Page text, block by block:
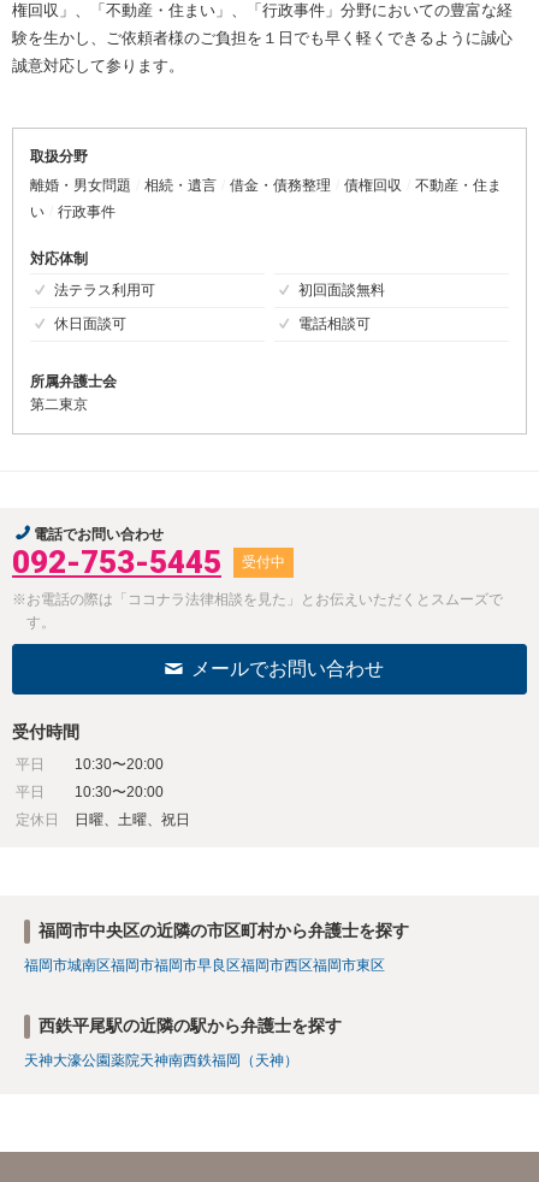
権回収」、「不動産・住まい」、「行政事件」分野においての豊富な経
験を生かし、ご依頼者様のご負担を１日でも早く軽くできるように誠心
誠意対応して参ります。
取扱分野
離婚・男女問題
相続・遺言 借金・債務整理 債権回収
不動産・住ま
い
行政事件
対応体制
法テラス利用可
初回面談無料
休日面談可
電話相談可
所属弁護士会
第二東京
電話でお問い合わせ
092-753-5445 受付中
※お電話の際は「ココナラ法律相談を見た」とお伝えいただくとスムーズで
す。
メールでお問い合わせ
受付時間
平日
10:30〜20:00
平日
10:30〜20:00
定休日
日曜、土曜、祝日
福岡市中央区の近隣の市区町村から弁護士を探す
福岡市城南区福岡市福岡市早良区福岡市西区福岡市東区
西鉄平尾駅の近隣の駅から弁護士を探す
天神大濠公園薬院天神南西鉄福岡（天神）